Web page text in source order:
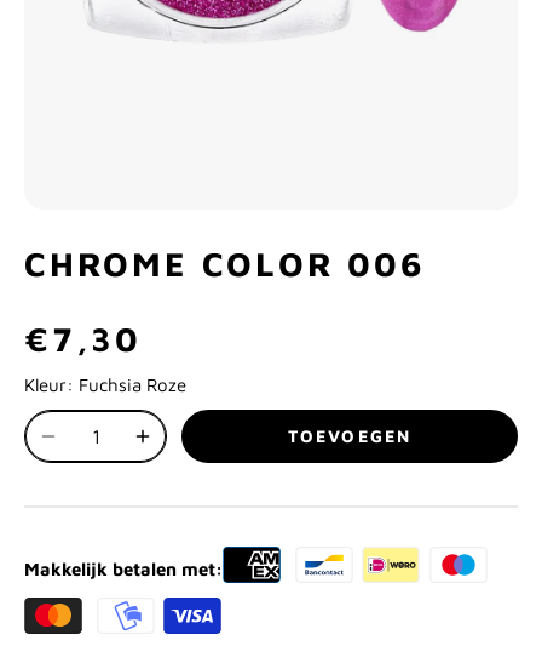
CHROME COLOR 006
€7,30
Kleur: Fuchsia Roze
TOEVOEGEN
Makkelijk betalen met: